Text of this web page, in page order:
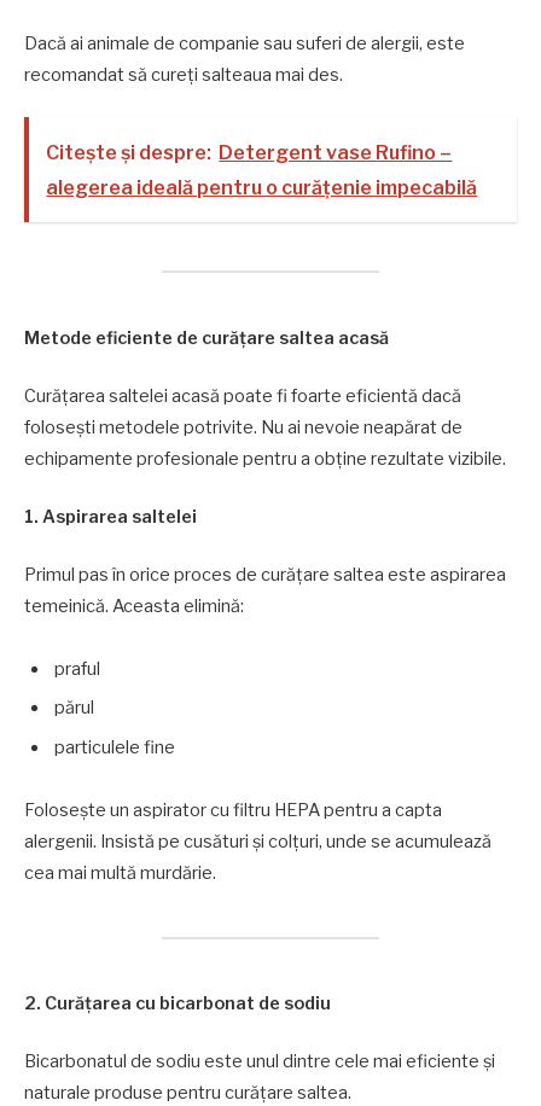
Dacă ai animale de companie sau suferi de alergii, este
recomandat să cureți salteaua mai des.
Citește și despre: Detergent vase Rufino –
alegerea ideală pentru o curățenie impecabilă
Metode eficiente de curățare saltea acasă
Curățarea saltelei acasă poate fi foarte eficientă dacă
folosești metodele potrivite. Nu ai nevoie neapărat de
echipamente profesionale pentru a obține rezultate vizibile.
1. Aspirarea saltelei
Primul pas în orice proces de curățare saltea este aspirarea
temeinică. Aceasta elimină:
praful
părul
particulele fine
Folosește un aspirator cu filtru HEPA pentru a capta
alergenii. Insistă pe cusături și colțuri, unde se acumulează
cea mai multă murdărie.
2. Curățarea cu bicarbonat de sodiu
Bicarbonatul de sodiu este unul dintre cele mai eficiente și
naturale produse pentru curățare saltea.